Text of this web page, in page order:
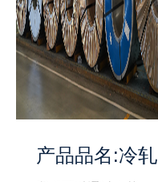
产品品名:冷轧